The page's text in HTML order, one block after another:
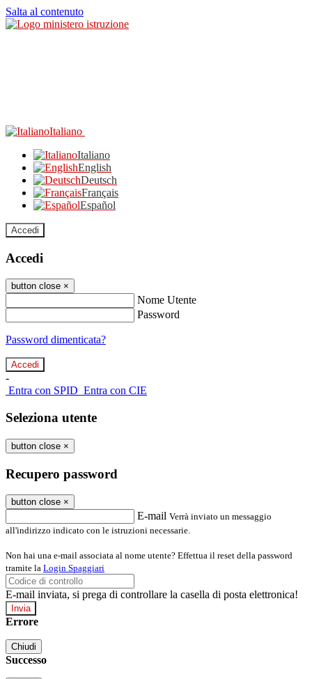
Salta al contenuto
Italiano
Italiano
English
Deutsch
Français
Español
Accedi
Accedi
button close ×
Nome Utente
Password
Password dimenticata?
-
Entra con SPID Entra con CIE
Seleziona utente
button close ×
Recupero password
button close ×
E-mail Verrà inviato un messaggio
all'indirizzo indicato con le istruzioni necessarie.
Non hai una e-mail associata al nome utente? Effettua il reset della password
tramite la Login Spaggiari
E-mail inviata, si prega di controllare la casella di posta elettronica!
Errore
Chiudi
Successo